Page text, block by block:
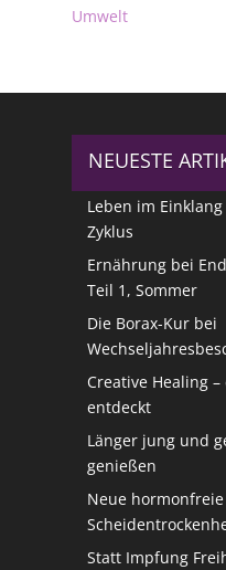
Umwelt
NEUESTE
Leben im
Zyklus
Ernährung bei
Teil 1, Sommer
Die Borax-Kur bei
Creative Healing
entdeckt
Länger jung und
genießen
Neue
Statt Impfung